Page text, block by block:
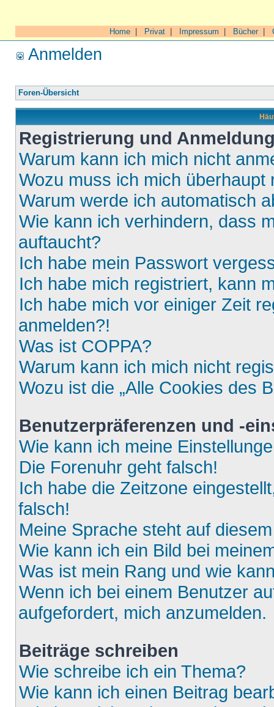
Home Privat Impressum Bücher|
Anmelden
Foren-Übersicht
Registrierung und
Warum kann ich mich nicht
Wozu muss ich mich überhaupt
Warum werde ich automatisch
Wie kann ich verhindern, dass
auftaucht?
Ich habe mein Passwort
Ich habe mich registriert, kann
Ich habe mich vor einiger Zeit
anmelden?!
Was ist COPPA?
Warum kann ich mich nicht
Wozu ist die „Alle Cookies des
Benutzerpräferenzen und -
Wie kann ich meine
Die Forenuhr geht falsch!
Ich habe die Zeitzone
falsch!
Meine Sprache steht auf
Wie kann ich ein Bild bei
Was ist mein Rang und wie
Wenn ich bei einem Benutzer
aufgefordert, mich anzumelden.
Beiträge schreiben
Wie schreibe ich ein Thema?
Wie kann ich einen Beitrag